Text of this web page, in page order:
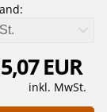
5,07 EUR
inkl. MwSt.